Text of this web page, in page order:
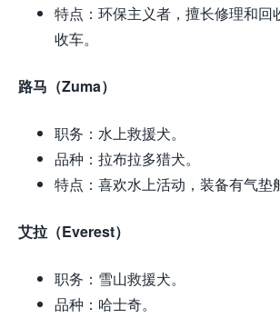
特点：环保主义者，擅长修理和回
收车。
路马（Zuma）
职务：水上救援犬。
品种：拉布拉多猎犬。
特点：喜欢水上活动，装备有气垫
艾拉（Everest）
职务：雪山救援犬。
品种：哈士奇。